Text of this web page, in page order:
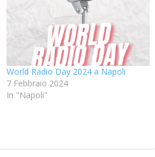
World Radio Day 2024 a Napoli
7 Febbraio 2024
In "Napoli"